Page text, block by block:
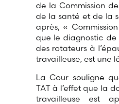
de la Commission
de la santé et de la
après, «
que le diagnostic
des rotateurs à
travailleuse, est une
La Cour souligne
TAT à l’effet que la
travailleuse est